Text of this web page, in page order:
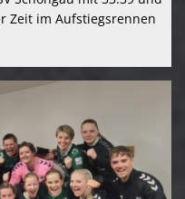
Zeit im Aufstiegsrennen